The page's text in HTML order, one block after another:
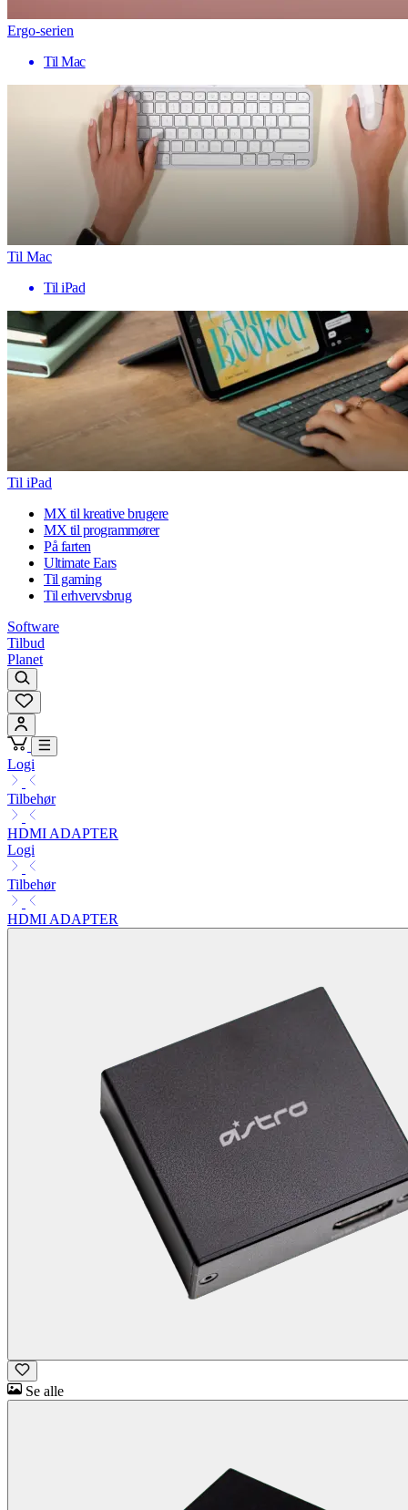
Ergo-serien
Til Mac
Til Mac
Til iPad
Til iPad
MX til kreative brugere
MX til programmører
På farten
Ultimate Ears
Til gaming
Til erhvervsbrug
Software
Tilbud
Planet
Logi
Tilbehør
HDMI ADAPTER
Logi
Tilbehør
HDMI ADAPTER
Se alle